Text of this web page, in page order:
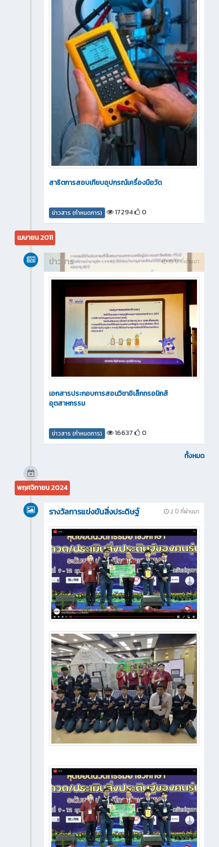
สาธิตการสอบเทียบอุปกรณ์เครื่องมือวัด
ข่าวสาร (กำหนดการ) 17294 0
เมษายน 2011
15 ปี ที่ผ่านมา
ข่าวสาร
เอกสารประกอบการสอนวิชาอิเล็กทรอนิกส์
อุตสาหกรรม
ข่าวสาร (กำหนดการ) 16637 0
ทั้งหมด
พฤศจิกายน 2024
2 ปี ที่ผ่านมา
รางวัลการแข่งขันสิ่งประดิษฐ์